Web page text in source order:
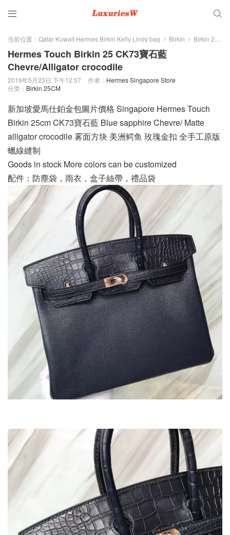
 
当前位置： Qatar Kuwait Hermes Birkin Kelly Lindy bag > Birkin > Birkin 25CM
Hermes Touch Birkin 25 CK73寶石藍
Chevre/Alligator crocodile
2019年5月23日 下午12:57 作者： Hermes Singapore Store
分类： Birkin 25CM
新加坡愛馬仕鉑金包圖片價格 Singapore Hermes Touch
Birkin 25cm CK73寶石藍 Blue sapphire Chevre/ Matte
alligator crocodile 雾面方块 美洲鳄鱼 玫瑰金扣 全手工原版
蠟線縫制
Goods in stock More colors can be customized
配件：防塵袋，雨衣，盒子絲帶，禮品袋